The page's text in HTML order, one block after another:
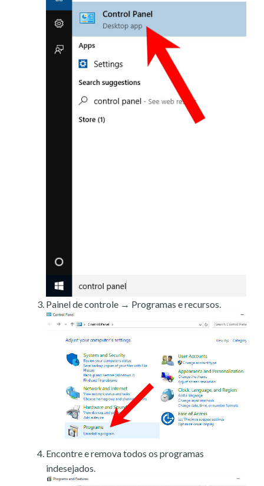
Painel de controle → Programas e recursos.
Encontre e remova todos os programas
indesejados.